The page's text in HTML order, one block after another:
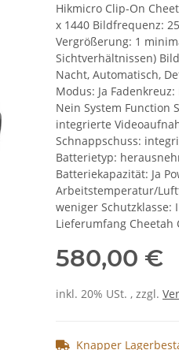
Hikmicro Clip-On
x 1440 Bildfrequenz:
Vergrößerung: 1
Sichtverhältnissen)
Nacht, Automatisch,
Modus: Ja
Nein System Function
integrierte
Schnappschuss:
Batterietyp:
Batteriekapazität: Ja
Arbeitstemperatur/
weniger Schutzklasse:
Lieferumfang Cheetah
580,00 €
inkl. 20% USt. , zzgl.
Knapper